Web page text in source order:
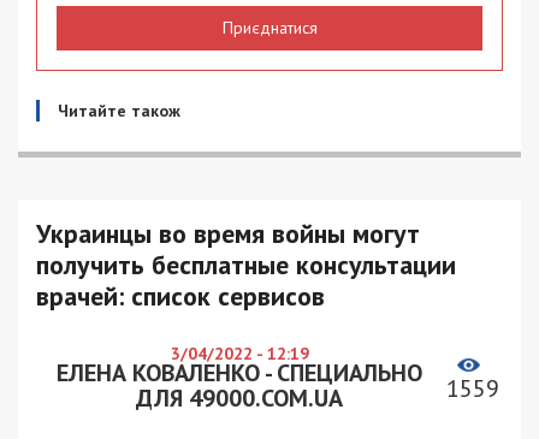
Приєднатися
Читайте також
Украинцы во время войны могут
получить бесплатные консультации
врачей: список сервисов
3/04/2022 - 12:19
ЕЛЕНА КОВАЛЕНКО - СПЕЦИАЛЬНО
ДЛЯ 49000.COM.UA
1559